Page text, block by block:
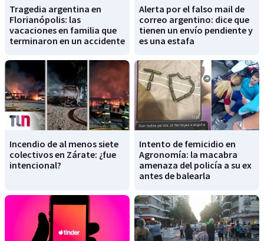
Tragedia argentina en
Florianópolis: las
vacaciones en familia que
terminaron en un accidente
Alerta por el falso mail de
correo argentino: dice que
tienen un envío pendiente y
es una estafa
Incendio de al menos siete
colectivos en Zárate: ¿fue
intencional?
Intento de femicidio en
Agronomía: la macabra
amenaza del policía a su ex
antes de balearla